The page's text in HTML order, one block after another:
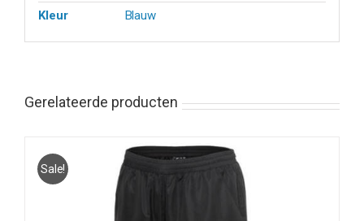
Kleur
Blauw
Gerelateerde producten
Sale!